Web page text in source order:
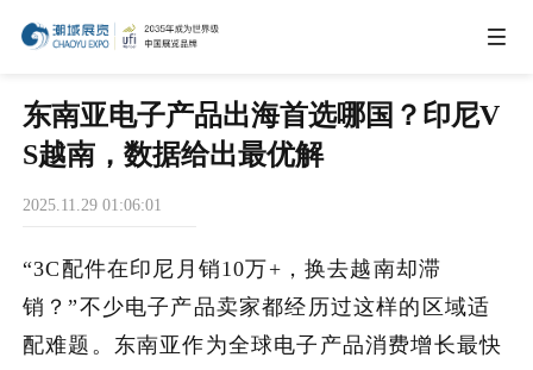
IEAE
IGHE
CHWE
东南亚电子产品出海首选哪国？印尼V
S越南，数据给出最优解
2025.11.29 01:06:01
“3C配件在印尼月销10万+，换去越南却滞
销？”不少电子产品卖家都经历过这样的区域适
配难题。东南亚作为全球电子产品消费增长最快